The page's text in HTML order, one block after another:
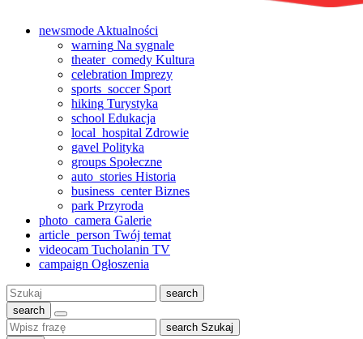
newsmode Aktualności
warning Na sygnale
theater_comedy Kultura
celebration Imprezy
sports_soccerSport
hiking Turystyka
school Edukacja
local_hospital Zdrowie
gavel Polityka
groups Społeczne
auto_stories Historia
business_centerBiznes
park Przyroda
photo_camera Galerie
article_person Twój temat
videocam Tucholanin TV
campaign Ogłoszenia
Szukaj:
search
search
search Szukaj